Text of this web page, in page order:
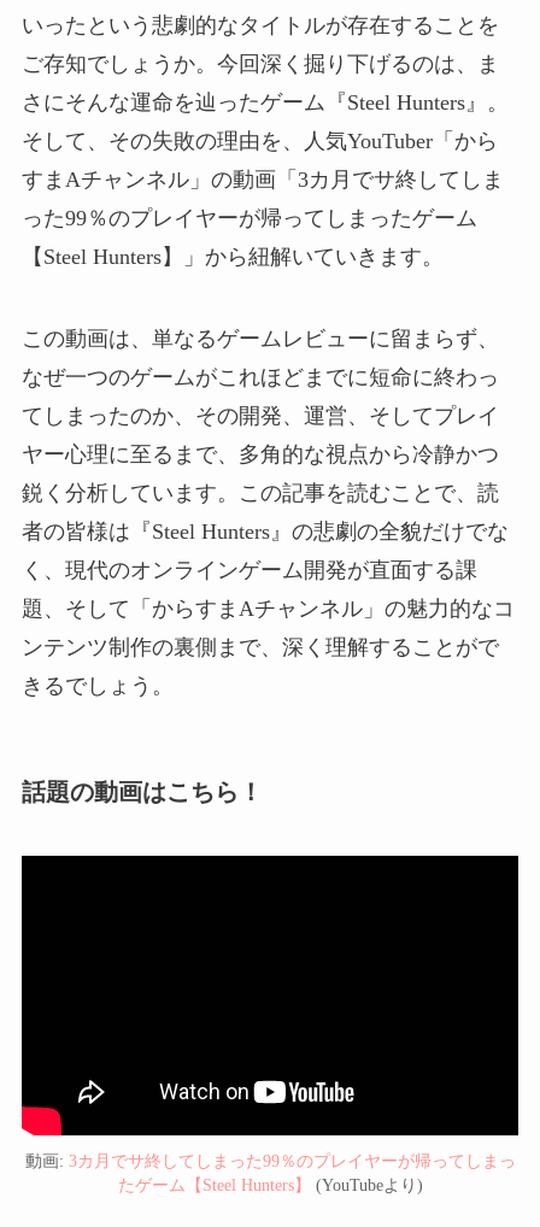
いったという悲劇的なタイトルが存在することを
ご存知でしょうか。今回深く掘り下げるのは、ま
さにそんな運命を辿ったゲーム『Steel Hunters』。
そして、その失敗の理由を、人気YouTuber「から
すまAチャンネル」の動画「3カ月でサ終してしま
った99％のプレイヤーが帰ってしまったゲーム
【Steel Hunters】」から紐解いていきます。
この動画は、単なるゲームレビューに留まらず、
なぜ一つのゲームがこれほどまでに短命に終わっ
てしまったのか、その開発、運営、そしてプレイ
ヤー心理に至るまで、多角的な視点から冷静かつ
鋭く分析しています。この記事を読むことで、読
者の皆様は『Steel Hunters』の悲劇の全貌だけでな
く、現代のオンラインゲーム開発が直面する課
題、そして「からすまAチャンネル」の魅力的なコ
ンテンツ制作の裏側まで、深く理解することがで
きるでしょう。
話題の動画はこちら！
動画: 3カ月でサ終してしまった99％のプレイヤーが帰ってしまっ
たゲーム【Steel Hunters】
(YouTubeより)